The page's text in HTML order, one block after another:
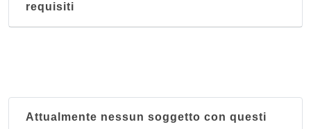
requisiti
Attualmente nessun soggetto con questi